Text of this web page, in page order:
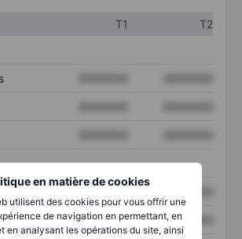
en matière de cookies
utilisent des cookies pour vous offrir une
de navigation en permettant, en
en analysant les opérations du site, ainsi
T1
T2
XXXXXXX XXXXXXX